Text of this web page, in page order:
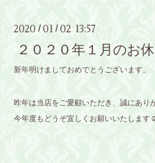
2020 /01 / 02 13:57
２０２０年１月のお
新年明けましておめでとうございます。
昨年は当店をご愛顧いただき、誠にあり
今年度もどうぞ宜しくお願いいたします